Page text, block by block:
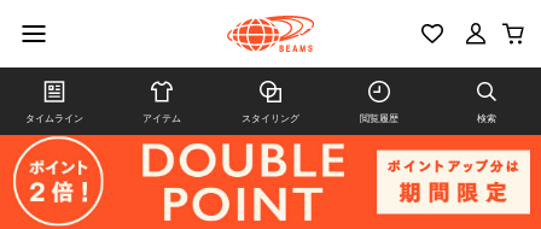
タイムライン アイテム スタイリング 閲覧履歴 検索